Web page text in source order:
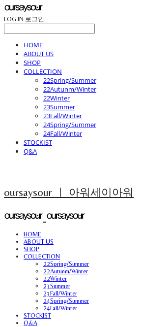
LOG IN 로그인
HOME
ABOUT US
SHOP
COLLECTION
22Spring/Summer
22Autunm/Winter
22Winter
23Summer
23Fall/Winter
24Spring/Summer
24Fall/Winter
STOCKIST
Q&A
oursaysour ㅣ 아워세이아워
HOME
ABOUT US
SHOP
COLLECTION
22Spring/Summer
22Autunm/Winter
22Winter
23Summer
23Fall/Winter
24Spring/Summer
24Fall/Winter
STOCKIST
Q&A